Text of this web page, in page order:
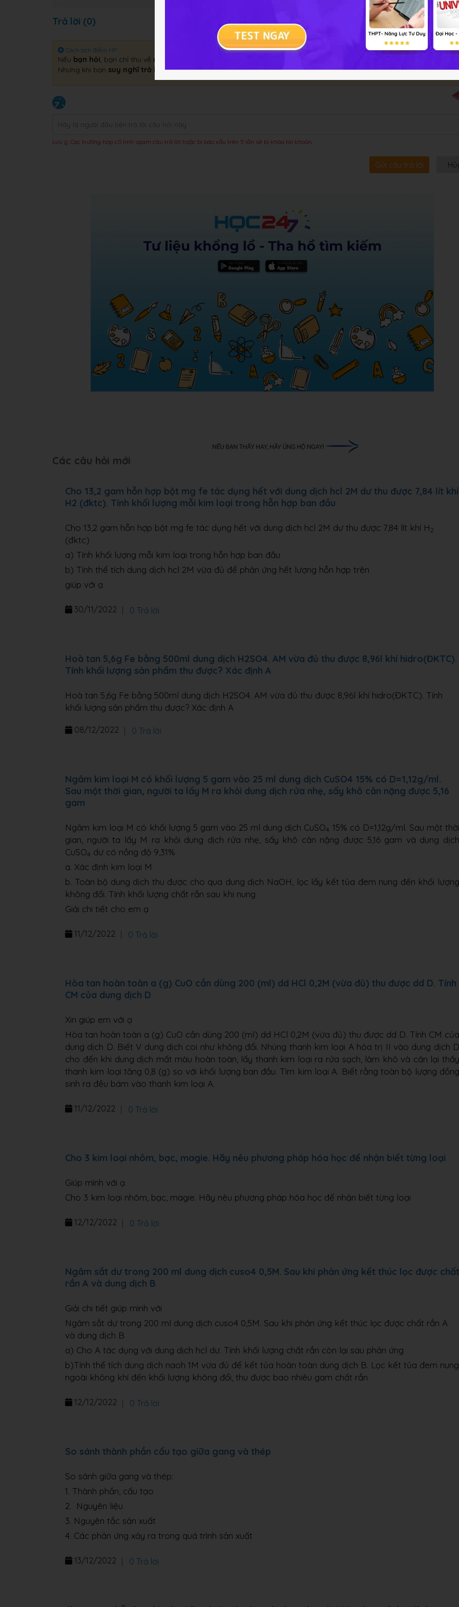
Trả lời (0)
Cách tích điểm HP
Nếu bạn hỏi, bạn chỉ thu về một câu trả lời
Nhưng khi bạn suy nghĩ trả lời , bạn sẽ thu vềgấp bội!
Lưu ý: Các trường hợp cố tình spam câu trả lời hoặc bị báo xấu trên 5 lần sẽ bị khóa tài khoản
Gửi câu trả lời
Các câu hỏi mới
Cho 13,2 gam hỗn hợp bột mg fe tác dụng hết với dung dịch hcl 2M dư thu được 7,84 lít khí
H2 (đktc). Tính khối lượng mỗi kim loại trong hỗn hợp ban đầu
Cho 13,2 gam hỗn hợp bột mg fe tác dụng hết với dung dịch hcl 2M dư thu được 7,84 lít khí H2
(đktc)
a) Tính khối lượng mỗi kim loại trong hỗn hợp ban đầu
b) Tính thể tích dung dịch hcl 2M vừa đủ để phản ứng hết lượng hỗn hợp trên
giúp với ạ
30/11/2022 0 Trả lời
Hoà tan 5,6g Fe bằng 500ml dung dịch H2SO4. AM vừa đủ thu được 8,96l khí hidro(ĐKTC).
Tính khối lượng sản phẩm thu được? Xác định A
Hoà tan 5,6g Fe bằng 500ml dung dịch H2SO4. AM vừa đủ thu được 8,96l khí hidro(ĐKTC). Tính
khối lượng sản phẩm thu được? Xác định A
08/12/2022 0 Trả lời
Ngâm kim loại M có khối lượng 5 gam vào 25 ml dung dịch CuSO4 15% có D=1,12g/ml.
Sau một thời gian, người ta lấy M ra khỏi dung dịch rửa nhẹ, sấy khô cân nặng được 5,16
gam
Ngâm kim loại M có khối lượng 5 gam vào 25 ml dung dịch CuSO4 15% có D=1,12g/ml. Sau một
gian, người ta lấy M ra khỏi dung dịch rửa nhẹ, sấy khô cân nặng được 5,16 gam và dung dịch
CuSO4 dư có nồng độ 9,31%
a. Xác định kim loại M
b. Toàn bộ dung dịch thu được cho qua dung dịch NaOH, lọc lấy kết tủa đem nung đến khối lượng
không đổi. Tính khối lượng chất rắn sau khi nung
Giải chi tiết cho em ạ
11/12/2022 0 Trả lời
Hòa tan hoàn toàn a (g) CuO cần dùng 200 (ml) dd HCl 0,2M (vừa đủ) thu được dd D. Tính
CM của dung dịch D
Xin giúp em với ạ
Hòa tan hoàn toàn a (g) CuO cần dùng 200 (ml) dd HCl 0,2M (vừa đủ) thu được dd D. Tính CM của
dung dịch D. Biết V dung dịch coi như không đổi. Nhúng thanh kim loại A hóa trị II vào dung dịch D
cho đến khi dung dịch mất màu hoàn toàn, lấy thanh kim loại ra rửa sạch, làm khô và cân lại thấy
thanh kim loại tăng 0,8 (g) so với khối lượng ban đầu. Tìm kim loại A. Biết rằng toàn bộ lượng đồng
sinh ra đều bám vào thanh kim loại A.
11/12/2022 0 Trả lời
Cho 3 kim loại nhôm, bạc, magie. Hãy nêu phương pháp hóa học để nhận biết từng loại
Giúp mình với ạ
Cho 3 kim loại nhôm, bạc, magie. Hãy nêu phương pháp hóa học để nhận biết từng loại
12/12/2022 0 Trả lời
Ngâm sắt dư trong 200 ml dung dịch cuso4 0,5M. Sau khi phản ứng kết thúc lọc được chất
rắn A và dung dịch B
Giải chi tiết giúp mình với
Ngâm sắt dư trong 200 ml dung dịch cuso4 0,5M. Sau khi phản ứng kết thúc lọc được chất rắn A
và dung dịch B
a) Cho A tác dụng với dung dịch hcl dư. Tính khối lượng chất rắn còn lại sau phản ứng
b)Tính thể tích dung dịch naoh 1M vừa đủ để kết tủa hoàn toàn dung dịch B. Lọc kết tủa đem nung
ngoài không khí đến khối lượng không đổi, thu được bao nhiêu gam chất rắn
12/12/2022 0 Trả lời
So sánh thành phần cấu tạo giữa gang và thép
So sánh giữa gang và thép:
1. Thành phần, cấu tạo
2. Nguyên liệu
3. Nguyên tắc sản xuất
4. Các phản ứng xảy ra trong quá trình sản xuất
13/12/2022 0 Trả lời